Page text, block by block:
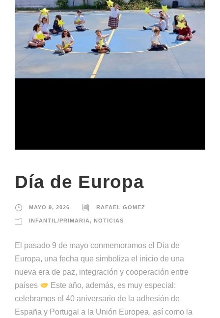
Día de Europa
MAYO 9, 2026 RAFAEL GOMEZ
INFANTIL/PRIMARIA, NOTICIAS
El pasado 9 de mayo conmemoramos el Día de
Europa, una fecha que simboliza el inicio de una
nueva era de paz, integración y cooperación entre
países
Este año, además, es muy especial:
celebramos el 40 aniversario de la adhesión de
España y Portugal a la Unión Europea, así como la